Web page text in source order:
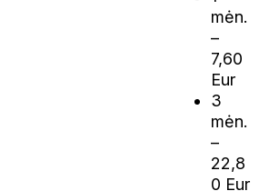
mėn.
–
7,60
Eur
3
mėn.
–
22,8
0 Eur